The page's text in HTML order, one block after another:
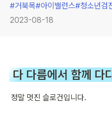
#거북목#아이밸런스#청소년검
2023-08-18
다 다름에서 함께 다
정말 멋진 슬로건입니다.